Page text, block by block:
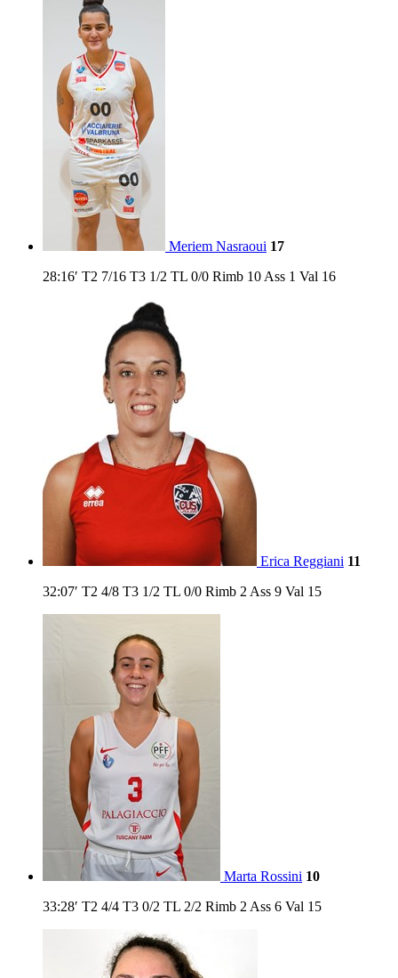
Meriem Nasraoui 17
28:16′ T2 7/16 T3 1/2 TL 0/0 Rimb 10 Ass 1 Val 16
Erica Reggiani 11
32:07′ T2 4/8 T3 1/2 TL 0/0 Rimb 2 Ass 9 Val 15
Marta Rossini 10
33:28′ T2 4/4 T3 0/2 TL 2/2 Rimb 2 Ass 6 Val 15